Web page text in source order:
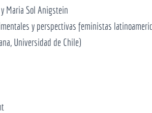
Maria Sol Anigstein
y perspectivas feministas
Universidad de Chile)